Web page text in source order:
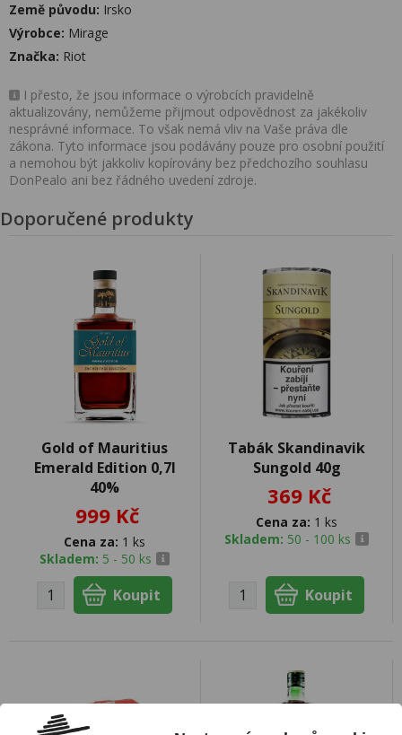
Země původu: Irsko
Výrobce: Mirage
Značka: Riot
I přesto, že jsou informace o výrobcích pravidelně
aktualizovány, nemůžeme přijmout odpovědnost za jakékoliv
nesprávné informace. To však nemá vliv na Vaše práva dle
zákona. Tyto informace jsou podávány pouze pro osobní použití
a nemohou být jakkoliv kopírovány bez předchozího souhlasu
DonPealo ani bez řádného uvedení zdroje.
Doporučené produkty
Gold of Mauritius
Emerald Edition 0,7l
40%
999 Kč
Cena za: 1 ks
Skladem: 5 - 50 ks
Tabák Skandinavik
Sungold 40g
369 Kč
Cena za: 1 ks
Skladem: 50 - 100 ks